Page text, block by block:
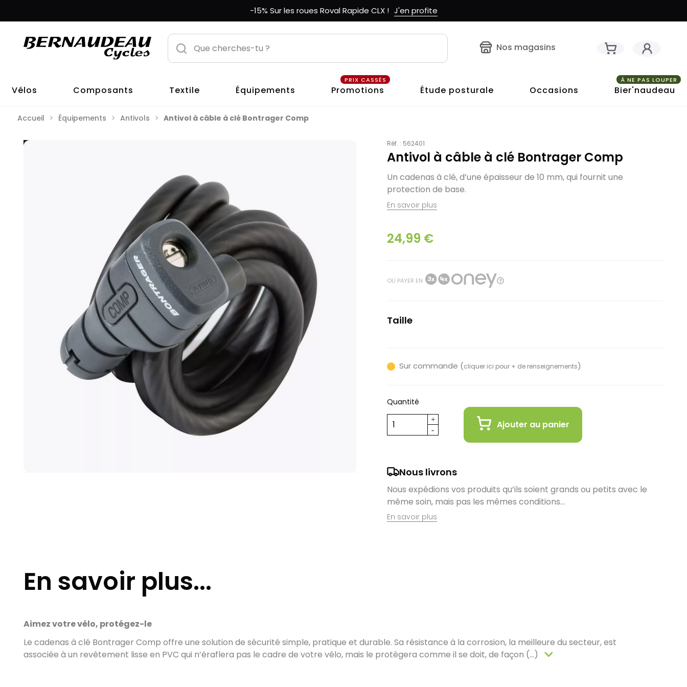
-15% Sur les roues Roval Rapide CLX ! J'en profite
Nos magasins
Vélos Composants Textile Équipements Promotions
PRIX CASSÉS
Étude posturale Occasions Bier'naudeau
À NE PAS LOUPER
Accueil Équipements Antivols Antivol à câble à clé Bontrager Comp
Réf. : 562401
Antivol à câble à clé Bontrager Comp
Un cadenas à clé, d’une épaisseur de 10 mm, qui fournit une
protection de base.
En savoir plus
24,99 €
OU PAYER EN
Taille
Sur commande (cliquer ici pour + de renseignements)
Quantité
Ajouter au panier
Nous livrons
Nous expédions vos produits qu’ils soient grands ou petits avec le
même soin, mais pas les mêmes conditions…
En savoir plus
Après des réglages minutieux effectués par nos techniciens, votre
vélo est soigneusement emballé dans un carton conçu pour faciliter
En savoir plus...
Aimez votre vélo, protégez-le
Le cadenas à clé Bontrager Comp offre une solution de sécurité simple, pratique et durable. Sa résistance à la corrosion, la meilleure du secteur, est
associée à un revêtement lisse en PVC qui n’éraflera pas le cadre de votre vélo, mais le protègera comme il se doit, de façon (...)